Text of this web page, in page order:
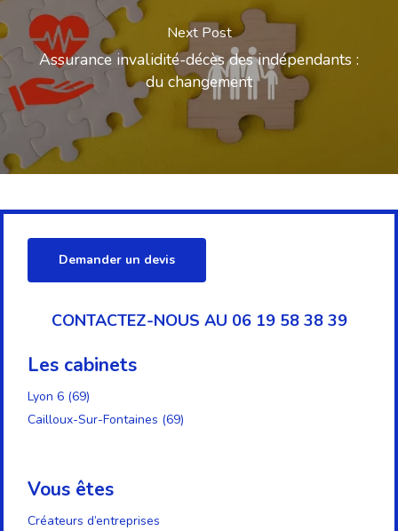
Next Post
Assurance invalidité-décès des indépendants :
du changement
Demander un devis
CONTACTEZ-NOUS AU 06 19 58 38 39
Les cabinets
Lyon 6 (69)
Cailloux-Sur-Fontaines (69)
Vous êtes
Créateurs d’entreprises